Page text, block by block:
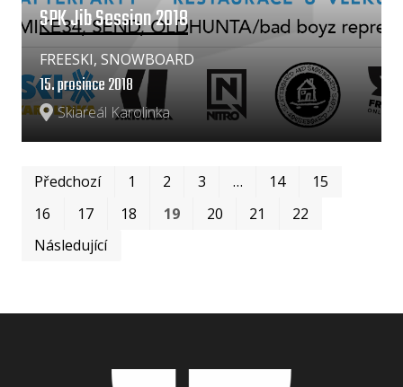
SPK Jib Session 2018
Skiareál Karolinka
15. prosince 2018
FREESKI, SNOWBOARD
Předchozí 1 2 3 … 14
15
16
17 18 19 20 21
22
Následující